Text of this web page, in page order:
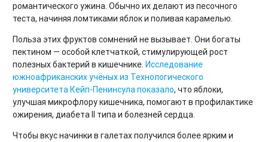
романтического ужина. Обычно их делают из песочного
теста, начиняя ломтиками яблок и поливая карамелью.
Польза этих фруктов сомнений не вызывает. Они богаты
пектином — особой клетчаткой, стимулирующей рост
полезных бактерий в кишечнике. Исследование
южноафриканских учёных из Технологического
университета Кейп-Пенинсула показало, что яблоки,
улучшая микрофлору кишечника, помогают в профилактике
ожирения, диабета II типа и болезней сердца.
Чтобы вкус начинки в галетах получился более ярким и